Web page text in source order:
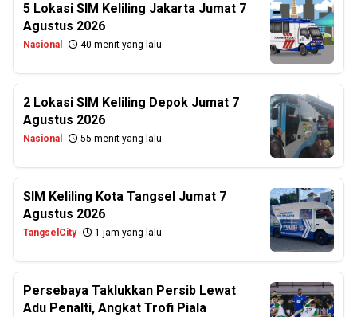
5 Lokasi SIM Keliling Jakarta Jumat 7
Agustus 2026
Nasional 40 menit yang lalu
2 Lokasi SIM Keliling Depok Jumat 7
Agustus 2026
Nasional 55 menit yang lalu
SIM Keliling Kota Tangsel Jumat 7
Agustus 2026
TangselCity 1 jam yang lalu
Persebaya Taklukkan Persib Lewat
Adu Penalti, Angkat Trofi Piala